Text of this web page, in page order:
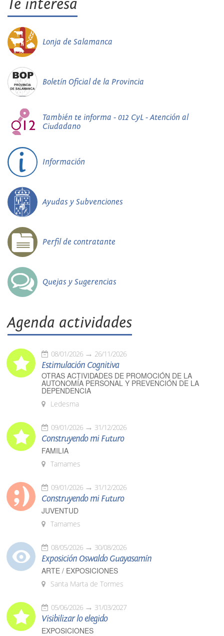
Te interesa
Lonja de Salamanca
Boletín Oficial de la Provincia
También te informa - 012 CyL - Atención al
Ciudadano
Información
Ayudas y Subvenciones
Perfil de contratante
Quejas y Sugerencias
Agenda actividades
08/01/2026 26/11/2026
Estimulación Cognitiva
OTRAS ACTIVIDADES DE PROMOCIÓN DE LA
AUTONOMÍA PERSONAL Y PREVENCIÓN DE LA
DEPENDENCIA
Ledesma
09/01/2026 31/12/2026
Construyendo mi Futuro
FAMILIA
Tamames
09/01/2026 31/12/2026
Construyendo mi Futuro
JUVENTUD
Tamames
08/05/2026 30/08/2026
Exposición Oswaldo Guayasamín
ARTE / EXPOSICIONES
Santa Marta de Tormes
05/06/2026 31/03/2027
Visibilizar lo elegido
EXPOSICIONES